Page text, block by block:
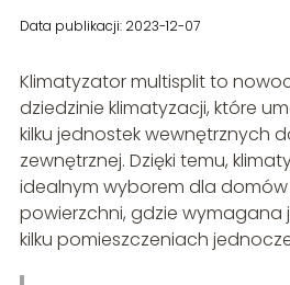
Data publikacji: 2023-12-07
Klimatyzator multisplit to
dziedzinie klimatyzacji, które
kilku jednostek wewnętrznych
zewnętrznej. Dzięki temu,
idealnym wyborem dla domów
powierzchni, gdzie wymagana
kilku pomieszczeniach